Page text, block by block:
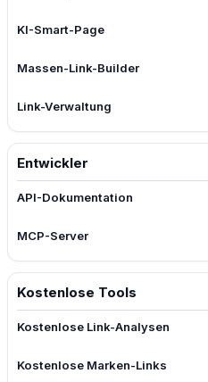
KI-Smart-Page
Massen-Link-Builder
Link-Verwaltung
Entwickler
API-Dokumentation
MCP-Server
Kostenlose Tools
Kostenlose Link-Analysen
Kostenlose Marken-Links